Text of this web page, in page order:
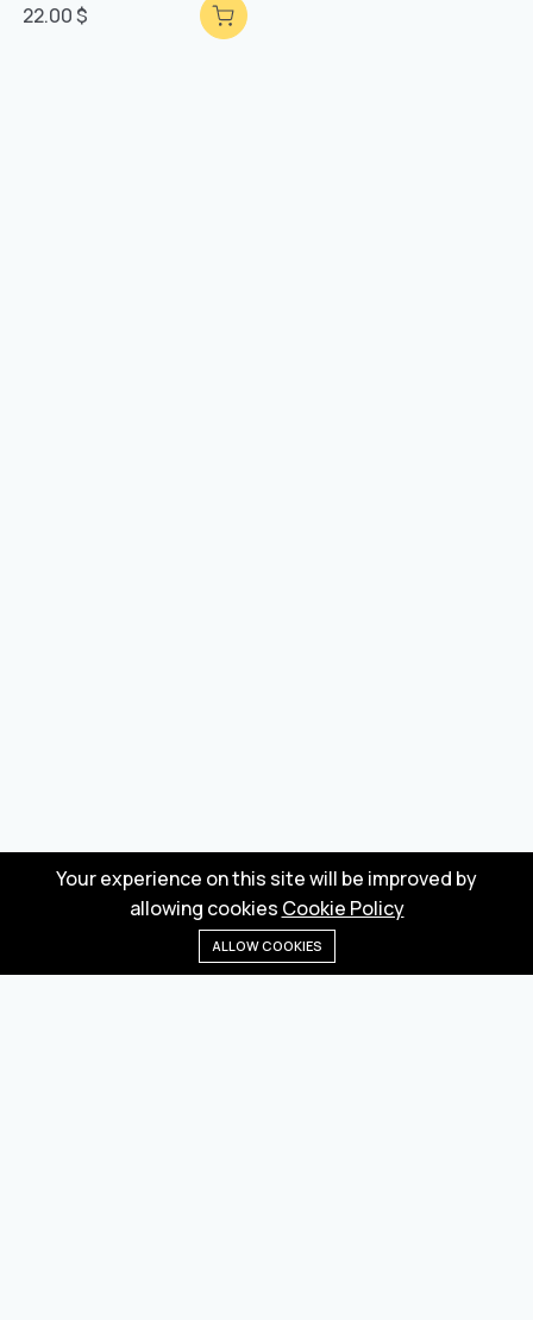
Categories
22.00 $
Your experience on this site will be improved by
allowing cookies Cookie Policy
ALLOW COOKIES